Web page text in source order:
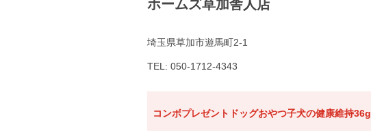
ホームズ草加舎人店
埼玉県草加市遊馬町2-1
TEL: 050-1712-4343
コンボプレゼントドッグおやつ子犬の健康維持36g